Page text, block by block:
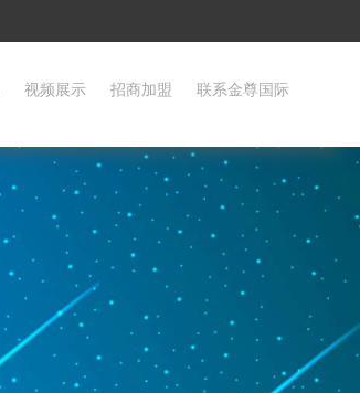
视频展示 招商加盟 联系金尊国际